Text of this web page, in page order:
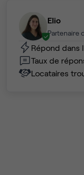
Elio
Partenaire
Répond dans
Taux de
Locataires